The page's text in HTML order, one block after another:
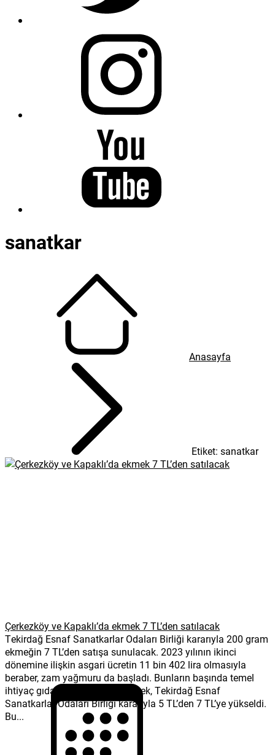
sanatkar
Anasayfa
Etiket: sanatkar
Çerkezköy ve Kapaklı’da ekmek 7 TL’den satılacak
Tekirdağ Esnaf Sanatkarlar Odaları Birliği kararıyla 200 gram
ekmeğin 7 TL’den satışa sunulacak. 2023 yılının ikinci
dönemine ilişkin asgari ücretin 11 bin 402 lira olmasıyla
beraber, zam yağmuru da başladı. Bunların başında temel
ihtiyaç gıdası ekmek geldi. Ekmek, Tekirdağ Esnaf
Sanatkarlar Odaları Birliği kararıyla 5 TL’den 7 TL’ye yükseldi.
Bu...